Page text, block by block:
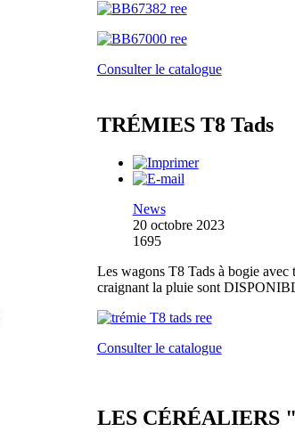
Consulter le catalogue
TRÉMIES T8 Tads
News
20 octobre 2023
1695
Les wagons T8 Tads à bogie
craignant la pluie sont
Consulter le catalogue
LES CÉRÉALIERS